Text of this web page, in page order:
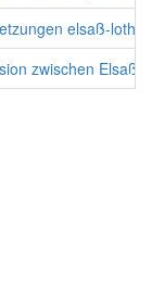
elsaß-
zwischen